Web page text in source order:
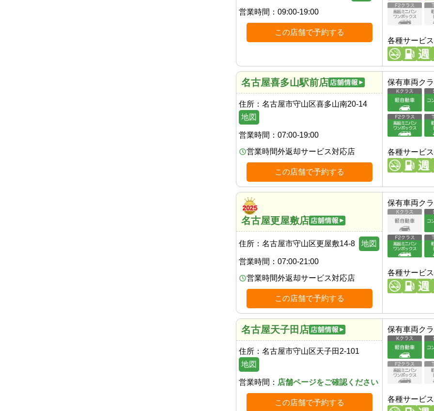
営業時間： 09:00-19:00
この店舗で予約する
各種サービス
名古屋喜多山駅前店
住所： 名古屋市守山区喜多山南20-14
地図
営業時間： 07:00-19:00
営業時間外返却サービス対応店
この店舗で予約する
保有車両ク
各種サービス
名古屋更屋敷店
住所： 名古屋市守山区更屋敷14-8 地図
営業時間： 07:00-21:00
営業時間外返却サービス対応店
この店舗で予約する
保有車両ク
各種サービス
名古屋天子田店
住所： 名古屋市守山区天子田2-101
地図
営業時間： 店舗ページをご確認ください
この店舗で予約する
保有車両ク
各種サービス